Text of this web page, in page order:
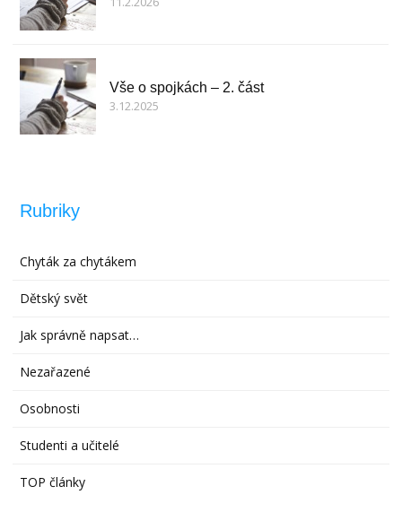
Vše o spojkách – 2. část
3.12.2025
Rubriky
Chyták za chytákem
Dětský svět
Jak správně napsat…
Nezařazené
Osobnosti
Studenti a učitelé
TOP články